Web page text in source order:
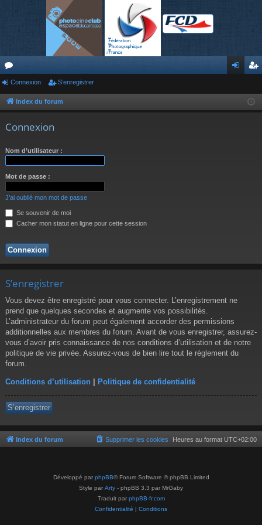
or
u nr
Connexion S’enregistrer
Index du forum
Connexion
Nom d’utilisateur :
Mot de passe :
J’ai oublié mon mot de passe
Se souvenir de moi
Cacher mon statut en ligne pour cette session
S’enregistrer
Vous devez être enregistré pour vous connecter. L’enregistrement ne
prend que quelques secondes et augmente vos possibilités.
L’administrateur du forum peut également accorder des permissions
additionnelles aux membres du forum. Avant de vous enregistrer, assurez-
vous d’avoir pris connaissance de nos conditions d’utilisation et de notre
politique de vie privée. Assurez-vous de bien lire tout le règlement du
forum.
Conditions d’utilisation | Politique de confidentialité
S’enregistrer
Index du forum Heures au format UTC+02:00
Supprimer les cookies
Développé par phpBB® Forum Software © phpBB Limited
Style par Arty - phpBB 3.3 par MrGaby
Traduit par phpBB-fr.com
Confidentialité | Conditions